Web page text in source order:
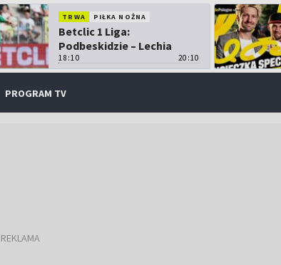
TRWA PIŁKA NOŻNA
Betclic 1 Liga:
Podbeskidzie – Lechia
Gdańsk
18:10 20:10
PROGRAM TV